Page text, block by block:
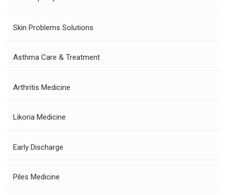
Skin Problems Solutions
Asthma Care & Treatment
Arthritis Medicine
Likoria Medicine
Early Discharge
Piles Medicine